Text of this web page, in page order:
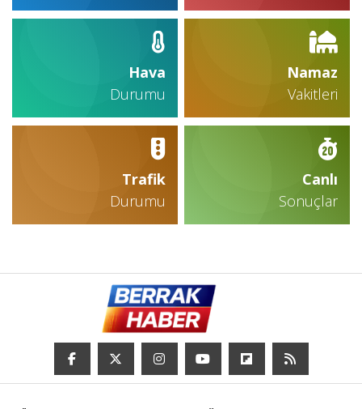
Hava
Durumu
Namaz
Vakitleri
Trafik
Durumu
Canlı
Sonuçlar